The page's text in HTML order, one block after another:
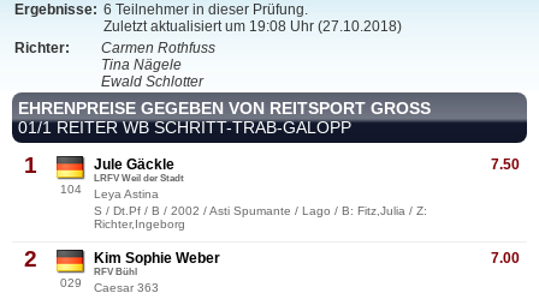
Ergebnisse: 6 Teilnehmer in dieser Prüfung.
Zuletzt aktualisiert um 19:08 Uhr (27.10.2018)
Richter:
Carmen Rothfuss
Tina Nägele
Ewald Schlotter
EHRENPREISE GEGEBEN VON REITSPORT GROSS
01/1 REITER WB SCHRITT-TRAB-GALOPP
1
104
7.50
Jule Gäckle
LRFV Weil der Stadt
Leya Astina
S / Dt.Pf / B / 2002 / Asti Spumante / Lago / B: Fitz,Julia / Z:
Richter,Ingeborg
2
029
7.00
Kim Sophie Weber
RFV Bühl
Caesar 363